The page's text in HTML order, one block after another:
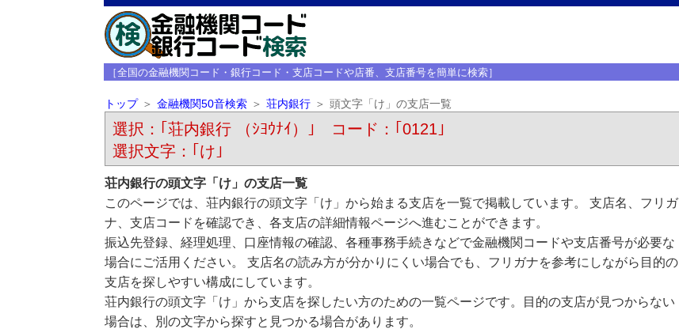
［全国の金融機関コード・銀行コード・支店コードや店番、支店番号を簡単に検索］
トップ 金融機関50音検索 荘内銀行 頭文字「け」の支店一覧
選択：｢荘内銀行 （ｼﾖｳﾅｲ）｣ コード：｢0121｣
選択文字：｢け｣
荘内銀行の頭文字「け」の支店一覧
このページでは、荘内銀行の頭文字「け」から始まる支店を一覧で掲載しています。 支店名、フリガ
ナ、支店コードを確認でき、各支店の詳細情報ページへ進むことができます。
振込先登録、経理処理、口座情報の確認、各種事務手続きなどで金融機関コードや支店番号が必要な
場合にご活用ください。 支店名の読み方が分かりにくい場合でも、フリガナを参考にしながら目的の
支店を探しやすい構成にしています。
荘内銀行の頭文字「け」から支店を探したい方のための一覧ページです。目的の支店が見つからない
場合は、別の文字から探すと見つかる場合があります。